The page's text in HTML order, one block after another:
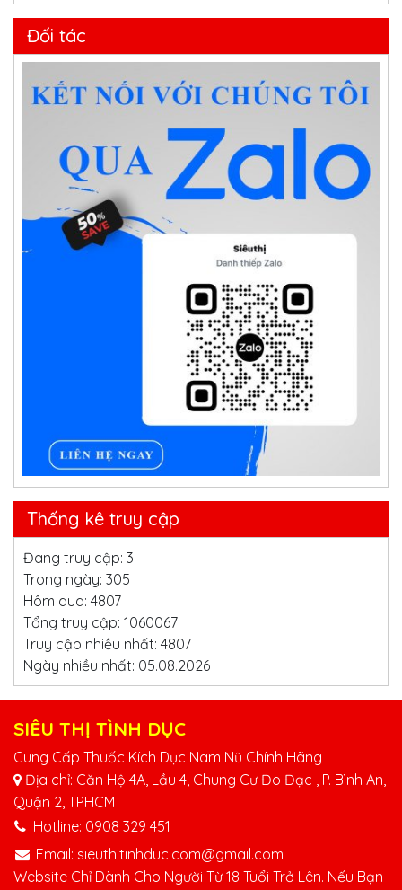
Đối tác
Thống kê truy cập
Đang truy cập: 3
Trong ngày: 305
Hôm qua: 4807
Tổng truy cập: 1060067
Truy cập nhiều nhất: 4807
Ngày nhiều nhất: 05.08.2026
SIÊU THỊ TÌNH DỤC
Cung Cấp Thuốc Kích Dục Nam Nũ Chính Hãng
Địa chỉ: Căn Hộ 4A, Lầu 4, Chung Cư Đo Đạc , P. Bình An,
Quận 2, TPHCM
Hotline: 0908 329 451
Email: sieuthitinhduc.com@gmail.com
Website Chỉ Dành Cho Người Từ 18 Tuổi Trở Lên. Nếu Bạn